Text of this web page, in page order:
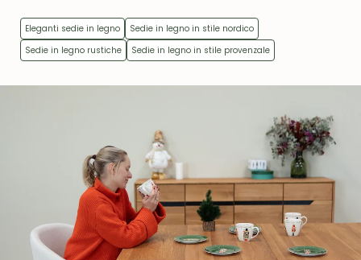
Eleganti sedie in legno
Sedie in legno in stile nordico
Sedie in legno rustiche
Sedie in legno in stile provenzale